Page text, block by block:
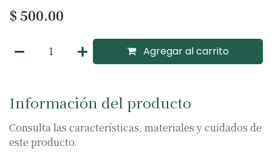
$ 500.00
Agregar al carrito
Información del producto
Consulta las características, materiales y cuidados de
este producto.